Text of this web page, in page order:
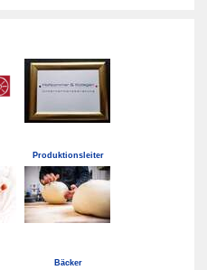
Produktionsleiter
Bäcker